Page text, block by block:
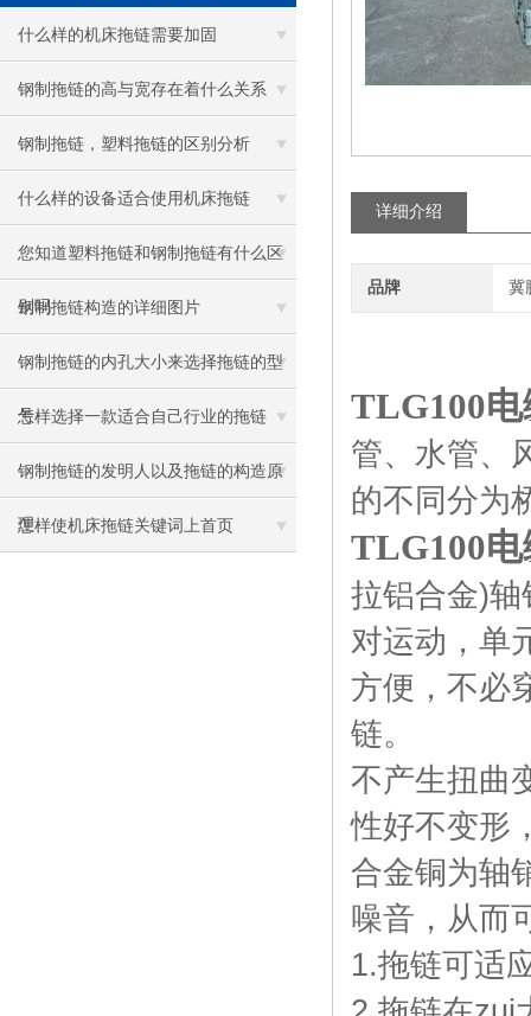
什么样的机床拖链需要加固
钢制拖链的高与宽存在着什么关系
钢制拖链，塑料拖链的区别分析
什么样的设备适合使用机床拖链
您知道塑料拖链和钢制拖链有什么区
别吗
钢制拖链构造的详细图片
钢制拖链的内孔大小来选择拖链的型
号
怎样选择一款适合自己行业的拖链
钢制拖链的发明人以及拖链的构造原
理
怎样使机床拖链关键词上首页
详细介绍
品牌 冀
TLG100
管、水管、
的不同分为
TLG100
拉铝合金)
对运动， 单
方便，不必
链。
不产生扭曲
性好不变形
合金铜为轴
噪音，从而
1.拖链可适